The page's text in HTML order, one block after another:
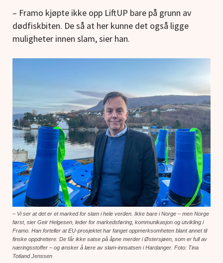
– Framo kjøpte ikke opp LiftUP bare på grunn av
dødfiskbiten. De så at her kunne det også ligge
muligheter innen slam, sier han.
– Vi ser at det er et marked for slam i hele verden. Ikke bare i Norge – men Norge
først, sier Geir Helgesen, leder for markedsføring, kommunikasjon og utvikling i
Framo. Han forteller at EU-prosjektet har fanget oppmerksomheten blant annet til
finske oppdrettere. De får ikke satse på åpne merder i Østersjøen, som er full av
næringsstoffer – og ønsker å lære av slam-innsatsen i Hardanger. Foto: Tina
Totland Jenssen